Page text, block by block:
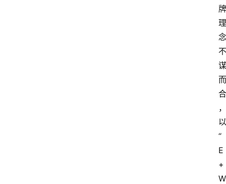
牌
理
念
不
谋
而
合
，
以
“
E
+
W